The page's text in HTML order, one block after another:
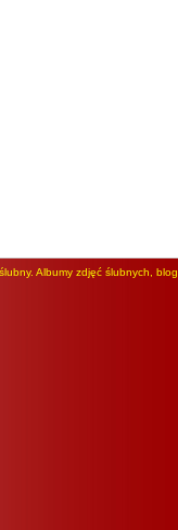
Albumy zdjęć ślubnych,